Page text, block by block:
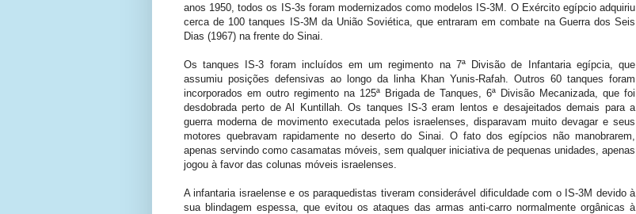
anos 1950, todos os IS-3s foram modernizados como modelos IS-3M. O Exército egípcio adquiriu
cerca de 100 tanques IS-3M da União Soviética,que entraram em combate na Guerra dos Seis
Dias (1967) na frente do Sinai.
Os tanques IS-3 foram incluídos em um regimento na 7ª Divisão de Infantaria egípcia, que
assumiu posições defensivas ao longo da linha Khan Yunis-Rafah. Outros 60 tanques foram
incorporados em outro regimento na 125ª Brigada de Tanques, 6ª Divisão Mecanizada, que foi
desdobrada perto de Al Kuntillah.Os tanques IS-3 eram lentos e desajeitados demais para a
guerra moderna de movimento executada pelos israelenses, disparavam muito devagar e seus
motores quebravam rapidamente no deserto do Sinai. O fato dos egípcios não manobrarem,
apenas servindo como casamatas móveis, sem qualquer iniciativa de pequenas unidades, apenas
jogou à favor das colunas móveis israelenses.
A infantaria israelense e os paraquedistas tiveram considerável dificuldade com o IS-3M devido à
sua blindagem espessa, que evitou os ataques das armas anti-carro normalmente orgânicas à